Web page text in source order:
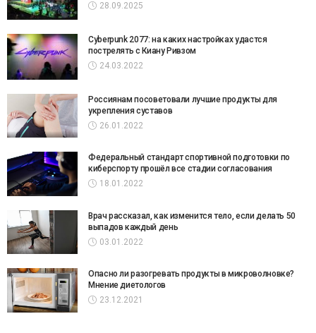
28.09.2025
Cyberpunk 2077: на каких настройках удастся
пострелять с Киану Ривзом
24.03.2022
Россиянам посоветовали лучшие продукты для
укрепления суставов
26.01.2022
Федеральный стандарт спортивной подготовки по
киберспорту прошёл все стадии согласования
18.01.2022
Врач рассказал, как изменится тело, если делать 50
выпадов каждый день
03.01.2022
Опасно ли разогревать продукты в микроволновке?
Мнение диетологов
23.12.2021